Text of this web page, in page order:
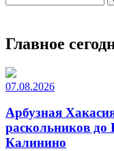
Главное
07.08.2026
Арбузная
раскольников до
Калинино